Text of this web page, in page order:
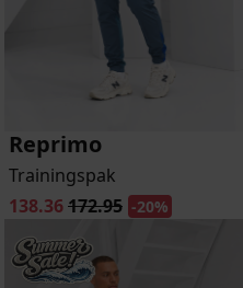
Reprimo
Trainingspak
138.36172.95 -20%